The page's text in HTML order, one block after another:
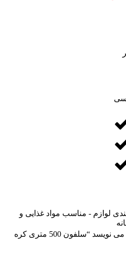
سی
لوازم - مناسب مواد غذایی و
اولین کسی باشید که دیدگاهی می نویسد “سلفون 500 متری کره